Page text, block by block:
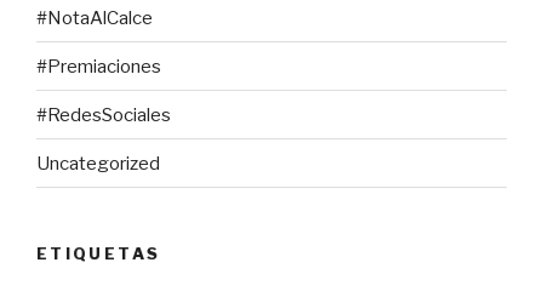
#NotaAlCalce
#Premiaciones
#RedesSociales
Uncategorized
ETIQUETAS